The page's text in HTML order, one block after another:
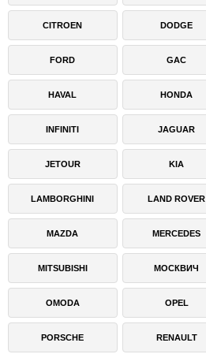
CITROEN DODGE
FORD GAC
HAVAL HONDA
INFINITI JAGUAR
JETOUR KIA
LAMBORGHINI LAND ROVER
MAZDA MERCEDES
MITSUBISHI МОСКВИЧ
OMODA OPEL
PORSCHE RENAULT